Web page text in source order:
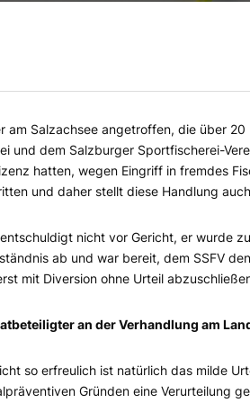
Salzachsee angetroffen, die über
und dem Salzburger Sportfischerei-
hatten, wegen Eingriff in fremdes
und daher stellt diese Handlung
nicht vor Gericht, er wurde
ab und war bereit, dem SSFV
mit Diversion ohne Urteil
an der Verhandlung am
so erfreulich ist natürlich das milde
Gründen eine Verurteilung